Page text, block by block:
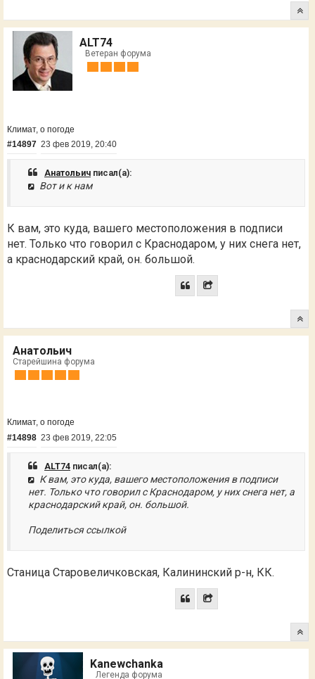
ALT74
Ветеран форума
Климат, о погоде
#14897 23 фев 2019, 20:40
Анатольич писал(а):
Вот и к нам
К вам, это куда, вашего местоположения в подписи
нет. Только что говорил с Краснодаром, у них снега нет,
а краснодарский край, он. большой.
Анатольич
Старейшина форума
Климат, о погоде
#14898 23 фев 2019, 22:05
ALT74 писал(а):
К вам, это куда, вашего местоположения в подписи
нет. Только что говорил с Краснодаром, у них снега нет, а
краснодарский край, он. большой.
Поделиться ссылкой
Станица Старовеличковская, Калининский р-н, КК.
Kanewchanka
Легенда форума